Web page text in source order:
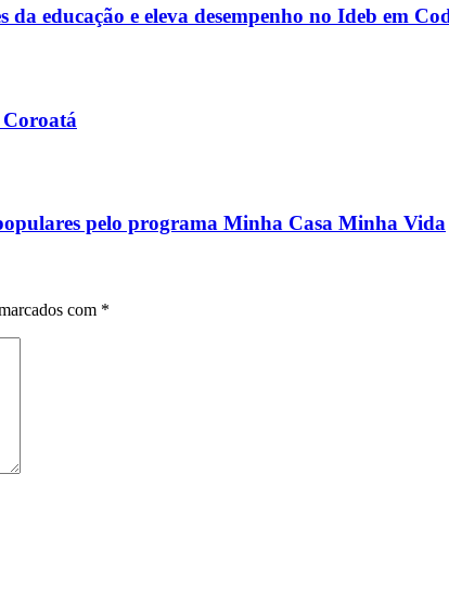
educação e eleva desempenho no Ideb em
pelo programa Minha Casa Minha Vida
com *